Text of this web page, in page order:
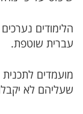
הלימודים
עברית שוטפת.
מועמדים
שעליהם לא